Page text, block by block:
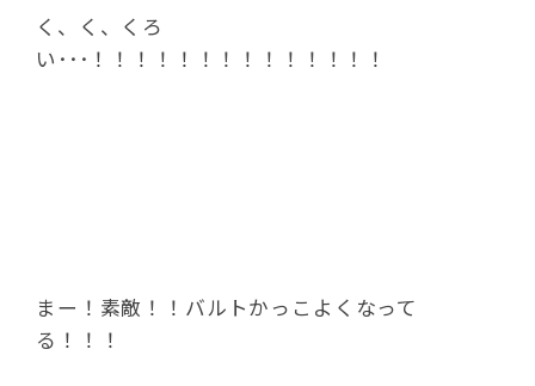
く、く、くろ
い･･･！！！！！！！！！！！！！！
まー！素敵！！バルトかっこよくなって
る！！！